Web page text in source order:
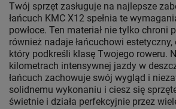
Twój sprzęt zasługuje na najlepsze
łańcuch KMC X12 spełnia te
powłoce. Ten materiał nie tylko chroni
również nadaje łańcuchowi
który podkreśli klasę Twojego roweru.
kilometrach intensywnej jazdy w
łańcuch zachowuje swój wygląd i
solidnemu wykonaniu i ciesz się
świetnie i działa perfekcyjnie przez